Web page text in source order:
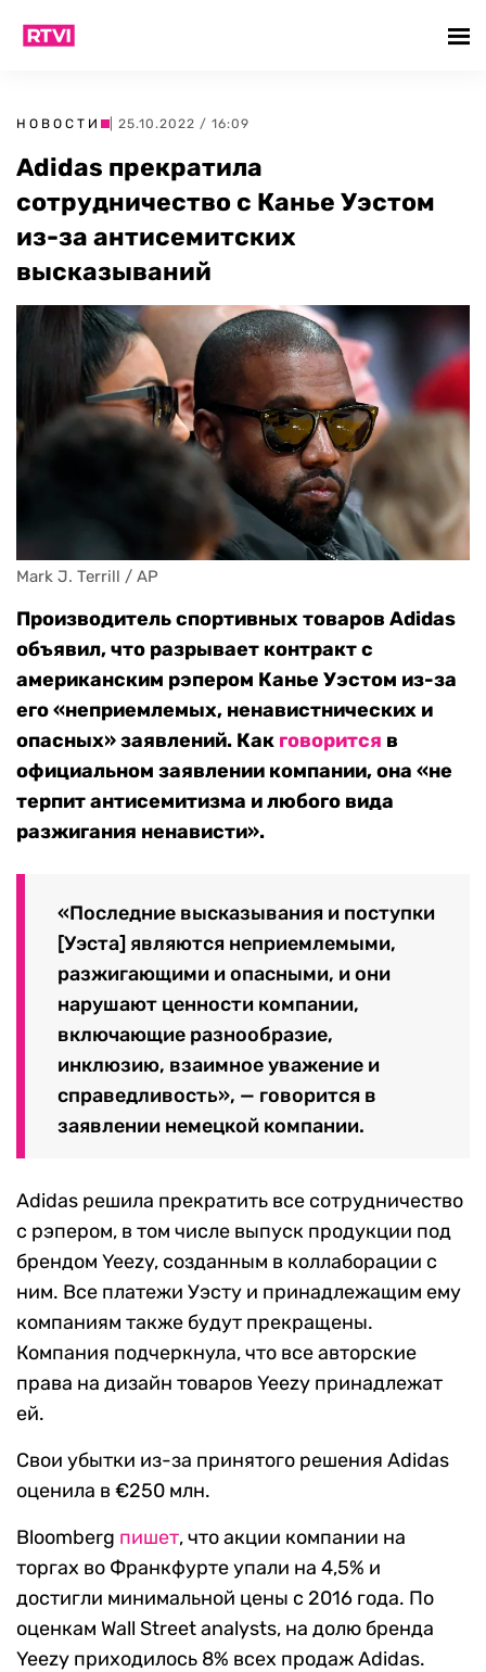
НОВОСТИ | 25.10.2022 / 16:09
Adidas прекратила
сотрудничество с Канье Уэстом
из-за антисемитских
высказываний
Mark J. Terrill / AP
Производитель спортивных товаров Adidas
объявил, что разрывает контракт с
американским рэпером Канье Уэстом из-за
его «неприемлемых, ненавистнических и
опасных» заявлений. Как говорится в
официальном заявлении компании, она «не
терпит антисемитизма и любого вида
разжигания ненависти».
«Последние высказывания и поступки
[Уэста] являются неприемлемыми,
разжигающими и опасными, и они
нарушают ценности компании,
включающие разнообразие,
инклюзию, взаимное уважение и
справедливость», — говорится в
заявлении немецкой компании.
Adidas решила прекратить все сотрудничество
с рэпером, в том числе выпуск продукции под
брендом Yeezy, созданным в коллаборации с
ним. Все платежи Уэсту и принадлежащим ему
компаниям также будут прекращены.
Компания подчеркнула, что все авторские
права на дизайн товаров Yeezy принадлежат
ей.
Свои убытки из-за принятого решения Adidas
оценила в €250 млн.
Bloomberg пишет, что акции компании на
торгах во Франкфурте упали на 4,5% и
достигли минимальной цены с 2016 года. По
оценкам Wall Street analysts, на долю бренда
Yeezy приходилось 8% всех продаж Adidas.